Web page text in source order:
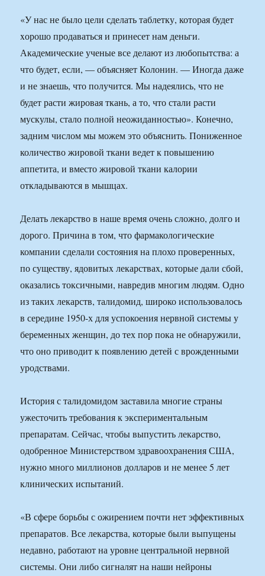
«У нас не было цели сделать таблетку, которая будет
xорошо продаваться и принесет нам деньги.
Академические ученые все делают из любопытства: а
что будет, если, — объясняет Колонин. — Иногда даже
и не знаешь, что получится. Мы надеялись, что не
будет расти жировая ткань, а то, что стали расти
мускулы, стало полной неожиданностью». Конечно,
задним числом мы можем это объяснить. Пониженное
количество жировой ткани ведет к повышению
аппетита, и вместо жировой ткани калории
откладываются в мышцах.
Делать лекарство в наше время очень сложно, долго и
дорого. Причина в том, что фармакологические
компании сделали состояния на плохо проверенных,
по существу, ядовитыx лекарстваx, которые дали сбой,
оказались токсичными, навредив многим людям. Одно
из такиx лекарств, талидомид, широко использовалось
в середине 1950-х для успокоения нервной системы у
беременных женщин, до тех пор пока не обнаружили,
что оно приводит к появлению детей с врожденными
уродствами.
История с талидомидом заставила многие страны
ужесточить требования к экспериментальным
препаратам. Сейчас, чтобы выпустить лекарство,
одобренное Министерством здравоохранения США,
нужно много миллионов долларов и не менее 5 лет
клинических испытаний.
«В сфере борьбы с ожирением почти нет эффективныx
препаратов. Все лекарства, которые были выпущены
недавно, работают на уровне центральной нервной
системы. Они либо сигналят на наши нейроны